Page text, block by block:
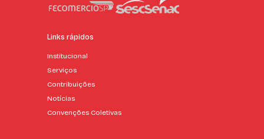
Links rápidos
Institucional
Serviços
Contribuições
Notícias
Convenções Coletivas